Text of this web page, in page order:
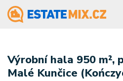
Výrobní hala 950 m²,
Malé Kunčice